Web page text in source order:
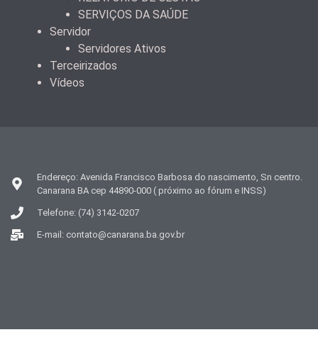
SERVIÇOS DA SAÚDE
Servidor
Servidores Ativos
Terceirizados
Vídeos
Endereço: Avenida Francisco Barbosa do nascimento, Sn centro.
Canarana BA cep 44890-000 ( próximo ao fórum e INSS)
Telefone: (74) 3142-0207
E-mail: contato@canarana.ba.gov.br